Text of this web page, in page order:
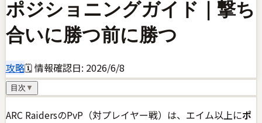
ポジショニングガイド｜撃ち
合いに勝つ前に勝つ
攻略🗓 情報確認日: 2026/6/8
目次 ▼
ARC RaidersのPvP（対プレイヤー戦）は、エイム以上にポ